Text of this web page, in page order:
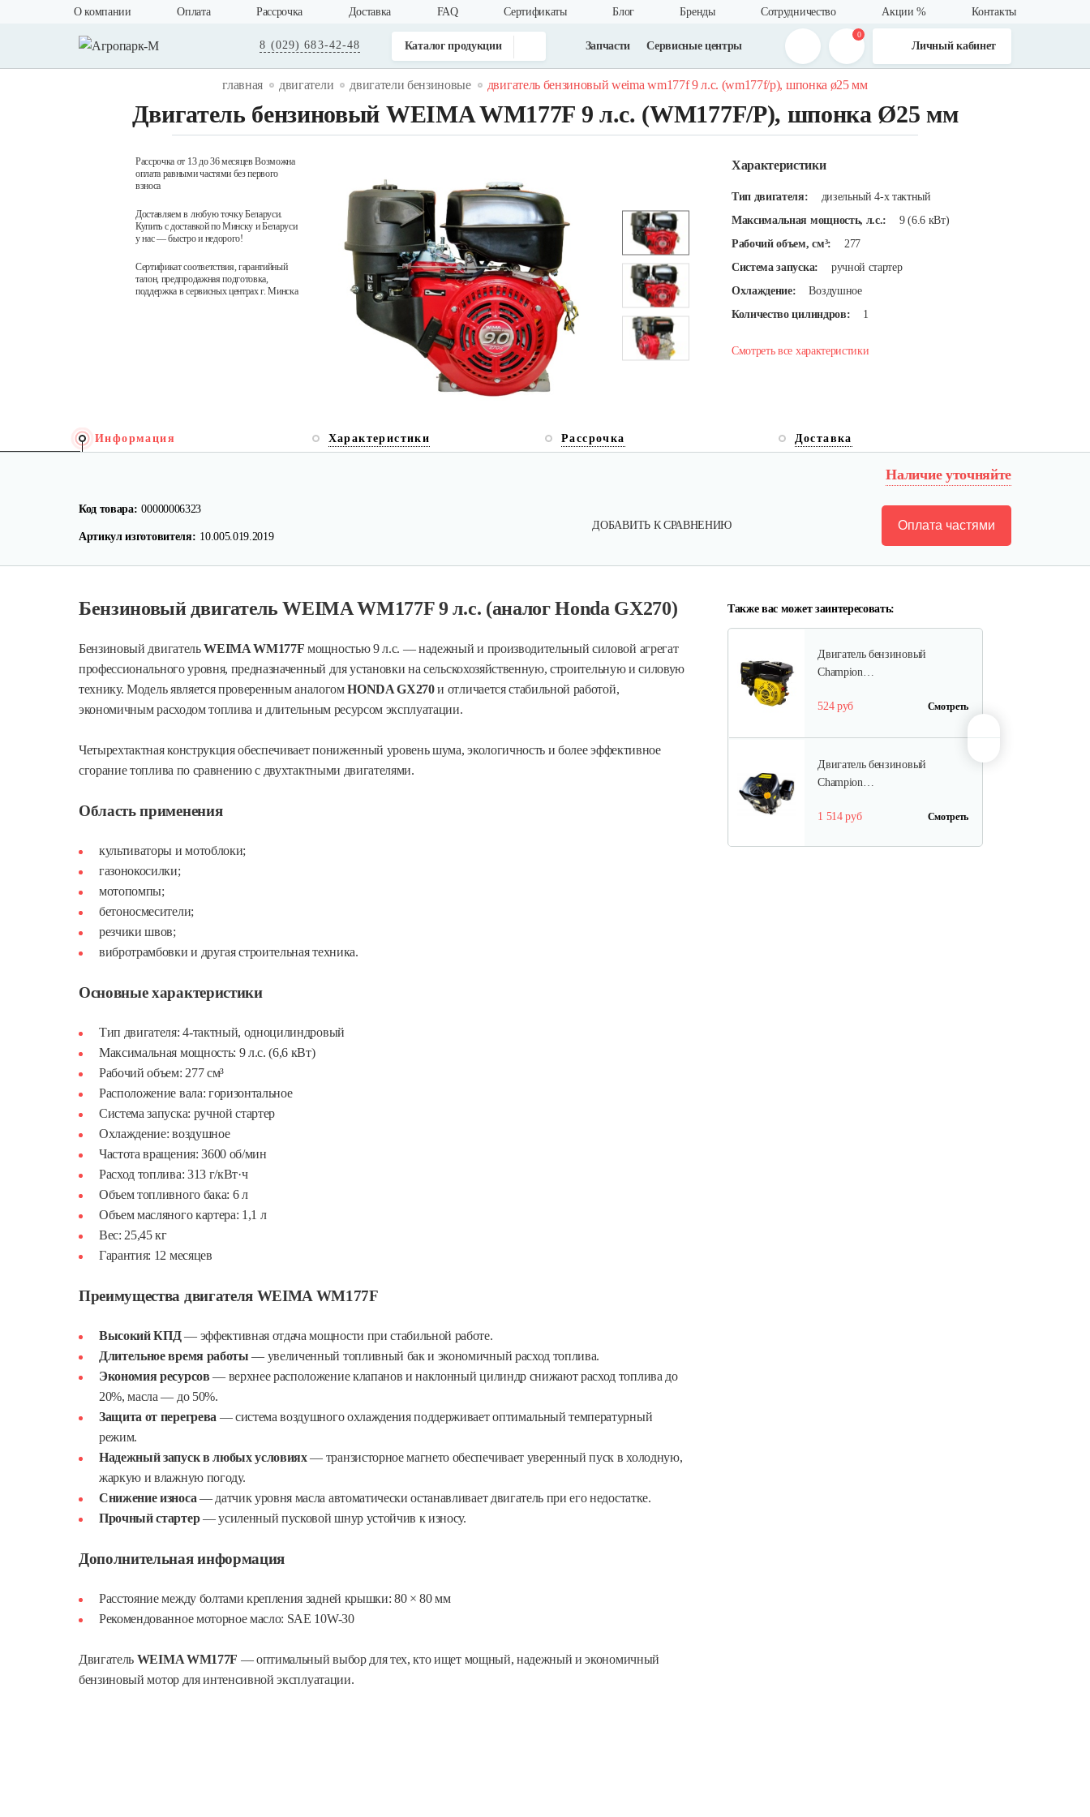
О компании Оплата Рассрочка Доставка FAQ Cертификаты Блог Бренды Сотрудничество Акции % Контакты
8 (029) 683-42-48 Каталог продукции Запчасти Сервисные центры
0
Личный кабинет
главная двигатели двигатели бензиновые двигатель бензиновый weima wm177f 9 л.с. (wm177f/p), шпонка ø25 мм
Двигатель бензиновый WEIMA WM177F 9 л.с. (WM177F/P), шпонка Ø25 мм
Рассрочка от 13 до 36 месяцев Возможна
оплата равными частями без первого
взноса
Доставляем в любую точку Беларуси.
Купить с доставкой по Минску и Беларуси
у нас — быстро и недорого!
Сертификат соответствия, гарантийный
талон, предпродажная подготовка,
поддержка в сервисных центрах г. Минска
Характеристики
Тип двигателя:
дизельный 4-х тактный
Максимальная мощность, л.с.:
9 (6.6 кВт)
Рабочий объем, см³:
277
Система запуска:
ручной стартер
Охлаждение:
Воздушное
Количество цилиндров:
1
Смотреть все характеристики
Информация Характеристики Рассрочка Доставка
Наличие уточняйте
Код товара: 00000006323
Артикул изготовителя: 10.005.019.2019
ДОБАВИТЬ К СРАВНЕНИЮ Оплата частями
Бензиновый двигатель WEIMA WM177F 9 л.с. (аналог Honda GX270)
Бензиновый двигательWEIMA WM177F мощностью 9 л.с. — надежный и производительный силовой агрегат
профессионального уровня, предназначенный для установки на сельскохозяйственную, строительную и силовую
технику. Модель является проверенным аналогомHONDA GX270и отличается стабильной работой,
экономичным расходом топлива и длительным ресурсом эксплуатации.
Четырехтактная конструкция обеспечивает пониженный уровень шума, экологичность и более эффективное
сгорание топлива по сравнению с двухтактными двигателями.
Область применения
культиваторы и мотоблоки;
газонокосилки;
мотопомпы;
бетоносмесители;
резчики швов;
вибротрамбовки и другая строительная техника.
Основные характеристики
Тип двигателя: 4-тактный, одноцилиндровый
Максимальная мощность: 9 л.с. (6,6 кВт)
Рабочий объем: 277 см³
Расположение вала: горизонтальное
Система запуска: ручной стартер
Охлаждение: воздушное
Частота вращения: 3600 об/мин
Расход топлива: 313 г/кВт·ч
Объем топливного бака: 6 л
Объем масляного картера: 1,1 л
Вес: 25,45 кг
Гарантия: 12 месяцев
Преимущества двигателя WEIMA WM177F
Высокий КПД— эффективная отдача мощности при стабильной работе.
Длительное время работы — увеличенный топливный бак и экономичный расход топлива.
Экономия ресурсов — верхнее расположение клапанов и наклонный цилиндр снижают расход топлива до
20%, масла — до 50%.
Защита от перегрева — система воздушного охлаждения поддерживает оптимальный температурный
режим.
Надежный запуск в любых условиях— транзисторное магнето обеспечивает уверенный пуск в холодную,
жаркую и влажную погоду.
Снижение износа — датчик уровня масла автоматически останавливает двигатель при его недостатке.
Прочный стартер— усиленный пусковой шнур устойчив к износу.
Дополнительная информация
Расстояние между болтами крепления задней крышки: 80 × 80 мм
Рекомендованное моторное масло: SAE 10W-30
Двигатель WEIMA WM177F — оптимальный выбор для тех, кто ищет мощный, надежный и экономичный
бензиновый мотор для интенсивной эксплуатации.
Также вас может заинтересовать:
Двигатель бензиновый
Champion…
Смотреть
Двигатель бензиновый
Двигатель бензиновый
Champion…
524 руб Смотреть
Двигатель бензиновый
Champion…
1 514 руб Смотреть